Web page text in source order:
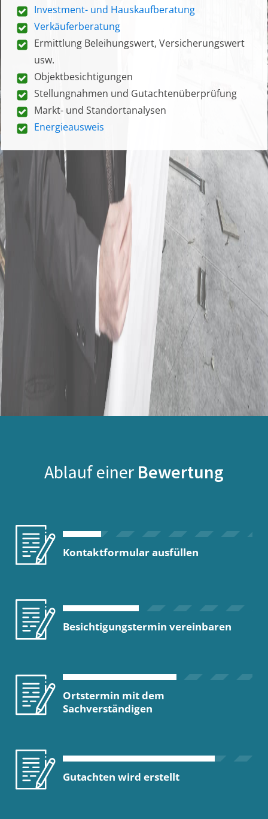
Investment- und Hauskaufberatung
Verkäuferberatung
Ermittlung Beleihungswert, Versicherungswert
usw.
Objektbesichtigungen
Stellungnahmen und Gutachtenüberprüfung
Markt- und Standortanalysen
Energieausweis
Ablauf einer Bewertung
Kontaktformular ausfüllen
Besichtigungstermin vereinbaren
Ortstermin mit dem
Sachverständigen
Gutachten wird erstellt